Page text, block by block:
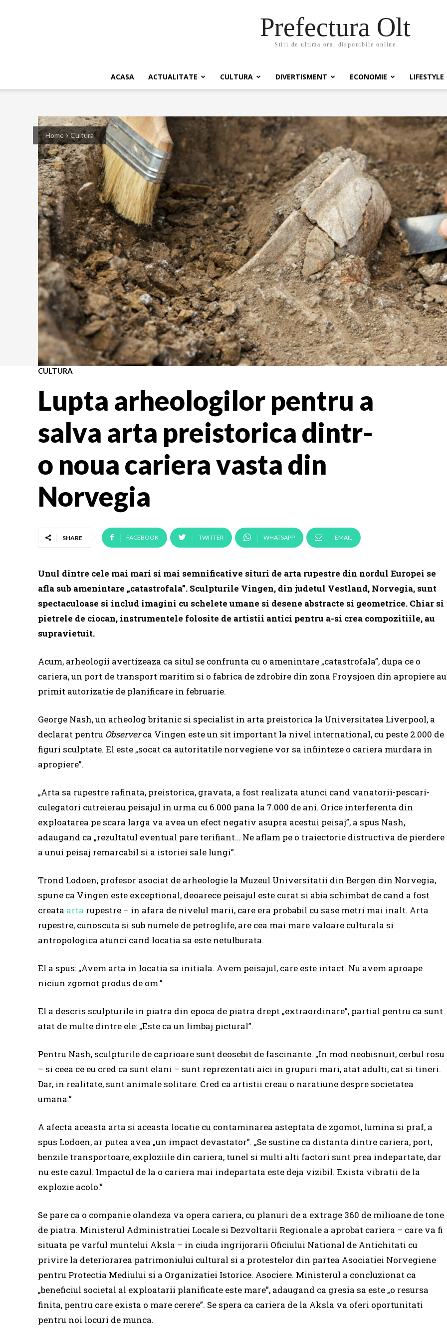
Prefectura Olt
Stiri de ultima ora, disponibile online
ACASA ACTUALITATE CULTURA DIVERTISMENT ECONOMIE LIFESTYLE
Home Cultura
CULTURA
Lupta arheologilor pentru a
salva arta preistorica dintr-
o noua cariera vasta din
Norvegia
SHARE FACEBOOK TWITTER WHATSAPP EMAIL
Unul dintre cele mai mari si mai semnificative situri de arta rupestre din nordul Europei se
afla sub amenintare „catastrofala”. Sculpturile Vingen, din judetul Vestland, Norvegia, sunt
spectaculoase si includ imagini cu schelete umane si desene abstracte si geometrice. Chiar si
pietrele de ciocan, instrumentele folosite de artistii antici pentru a-si crea compozitiile, au
supravietuit.
Acum, arheologii avertizeaza ca situl se confrunta cu o amenintare „catastrofala”, dupa ce o
cariera, un port de transport maritim si o fabrica de zdrobire din zona Froysjoen din apropiere au
primit autorizatie de planificare in februarie.
George Nash, un arheolog britanic si specialist in arta preistorica la Universitatea Liverpool, a
declarat pentru Observerca Vingen este un sit important la nivel international, cu peste 2.000 de
figuri sculptate. El este „socat ca autoritatile norvegiene vor sa infiinteze o cariera murdara in
apropiere”.
„Arta sa rupestre rafinata, preistorica, gravata, a fost realizata atunci cand vanatorii-pescari-
culegatori cutreierau peisajul in urma cu 6.000 pana la 7.000 de ani. Orice interferenta din
exploatarea pe scara larga va avea un efect negativ asupra acestui peisaj”, a spus Nash,
adaugand ca „rezultatul eventual pare terifiant… Ne aflam pe o traiectorie distructiva de pierdere
a unui peisaj remarcabil si a istoriei sale lungi”.
Trond Lodoen, profesor asociat de arheologie la Muzeul Universitatii din Bergen din Norvegia,
spune ca Vingen este exceptional, deoarece peisajul este curat si abia schimbat de cand a fost
creata arta rupestre – in afara de nivelul marii, care era probabil cu sase metri mai inalt. Arta
rupestre, cunoscuta si sub numele de petroglife, are cea mai mare valoare culturala si
antropologica atunci cand locatia sa este netulburata.
El a spus: „Avem arta in locatia sa initiala. Avem peisajul, care este intact. Nu avem aproape
niciun zgomot produs de om.”
El a descris sculpturile in piatra din epoca de piatra drept „extraordinare”, partial pentru ca sunt
atat de multe dintre ele: „Este ca un limbaj pictural”.
Pentru Nash, sculpturile de caprioare sunt deosebit de fascinante. „In mod neobisnuit, cerbul rosu
– si ceea ce eu cred ca sunt elani – sunt reprezentati aici in grupuri mari, atat adulti, cat si tineri.
Dar, in realitate, sunt animale solitare. Cred ca artistii creau o naratiune despre societatea
umana.”
A afecta aceasta arta si aceasta locatie cu contaminarea asteptata de zgomot, lumina si praf, a
spus Lodoen, ar putea avea „un impact devastator”. „Se sustine ca distanta dintre cariera, port,
benzile transportoare, exploziile din cariera, tunel si multi alti factori sunt prea indepartate, dar
nu este cazul. Impactul de la o cariera mai indepartata este deja vizibil. Exista vibratii de la
explozie acolo.”
Se pare ca o companie olandeza va opera cariera, cu planuri de a extrage 360 ​​de milioane de tone
de piatra. Ministerul Administratiei Locale si Dezvoltarii Regionale a aprobat cariera – care va fi
situata pe varful muntelui Aksla – in ciuda ingrijorarii Oficiului National de Antichitati cu
privire la deteriorarea patrimoniului cultural si a protestelor din partea Asociatiei Norvegiene
pentru Protectia Mediului si a Organizatiei Istorice. Asociere. Ministerul a concluzionat ca
„beneficiul societal al exploatarii planificate este mare”, adaugand ca gresia sa este „o resursa
finita, pentru care exista o mare cerere”. Se spera ca cariera de la Aksla va oferi oportunitati
pentru noi locuri de munca.